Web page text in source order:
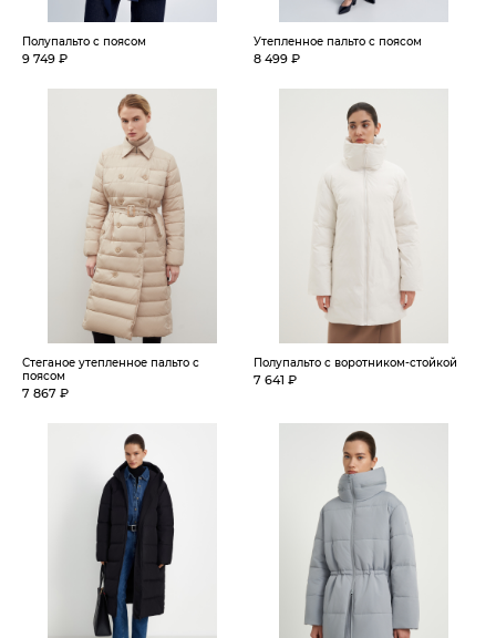
Полупальто с поясом
9 749 ₽
Утепленное пальто с поясом
8 499 ₽
Стеганое утепленное пальто с
поясом
7 867 ₽
Полупальто с воротником-стойкой
7 641 ₽